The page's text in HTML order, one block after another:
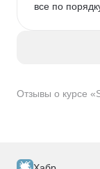
Отзывы о курсе
все по